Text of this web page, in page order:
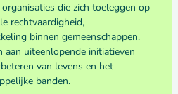
die zich toeleggen op
rechtvaardigheid,
binnen gemeenschappen.
aan uiteenlopende initiatieven
van levens en het
banden.